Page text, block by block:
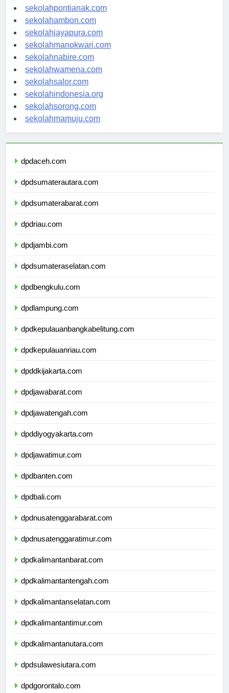
sekolahbanjarbaru.com
sekolahpontianak.com
sekolahambon.com
sekolahjayapura.com
sekolahmanokwari.com
sekolahnabire.com
sekolahwamena.com
sekolahsalor.com
sekolahindonesia.org
sekolahsorong.com